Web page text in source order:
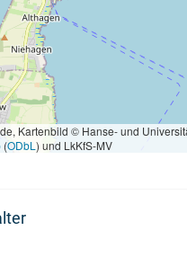
Kartenbild © Hanse- und
(ODbL ) und LkKfS-MV